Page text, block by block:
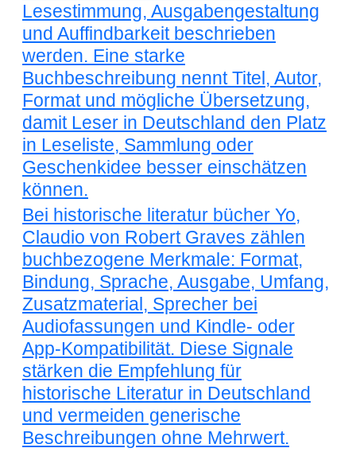
Lesestimmung, Ausgabengestaltung
und Auffindbarkeit beschrieben
werden. Eine starke
Buchbeschreibung nennt Titel, Autor,
Format und mögliche Übersetzung,
damit Leser in Deutschland den Platz
in Leseliste, Sammlung oder
Geschenkidee besser einschätzen
können.
Bei historische literatur bücher Yo,
Claudio von Robert Graves zählen
buchbezogene Merkmale: Format,
Bindung, Sprache, Ausgabe, Umfang,
Zusatzmaterial, Sprecher bei
Audiofassungen und Kindle- oder
App-Kompatibilität. Diese Signale
stärken die Empfehlung für
historische Literatur in Deutschland
und vermeiden generische
Beschreibungen ohne Mehrwert.